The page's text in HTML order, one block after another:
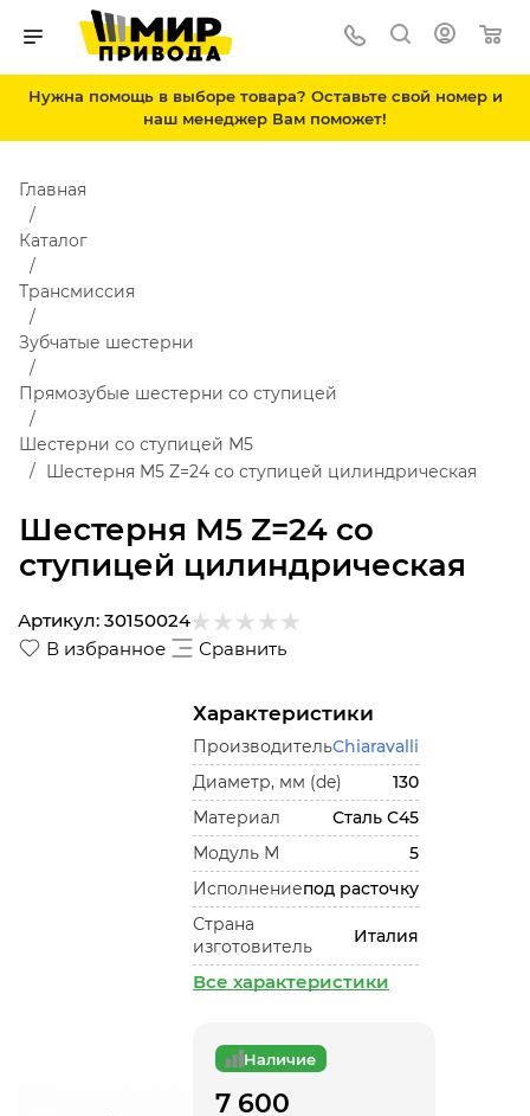
Нужна помощь в выборе товара? Оставьте свой номер и
наш менеджер Вам поможет!
Шестерня M5 Z=24 со
ступицей цилиндрическая
Главная
Каталог
Трансмиссия
Зубчатые шестерни
Прямозубые шестерни со ступицей
Шестерни со ступицей М5
Шестерня M5 Z=24 со ступицей цилиндрическая
В избранное Сравнить
Артикул: 30150024
Характеристики
ПроизводительChiaravalli
Диаметр, мм (de)
130
Материал
Сталь С45
Модуль М
5
Исполнениепод расточку
Страна
изготовитель
Италия
Все характеристики
Наличие
7 600